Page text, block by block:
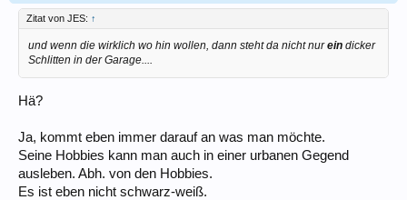
Zitat von JES: ↑
und wenn die wirklich wo hin wollen, dann steht da nicht nurein dicker
Schlitten in der Garage....
Hä?
Ja, kommt eben immer darauf an was man möchte.
Seine Hobbies kann man auch in einer urbanen Gegend
ausleben. Abh. von den Hobbies.
Es ist eben nicht schwarz-weiß.